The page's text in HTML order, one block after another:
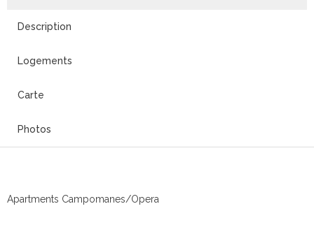
Description
Logements
Carte
Photos
Apartments Campomanes/Opera